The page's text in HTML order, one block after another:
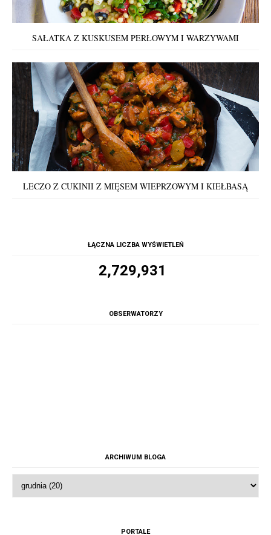
SAŁATKA Z KUSKUSEM PERŁOWYM I WARZYWAMI
LECZO Z CUKINII Z MIĘSEM WIEPRZOWYM I KIEŁBASĄ
ŁĄCZNA LICZBA WYŚWIETLEŃ
2,729,931
OBSERWATORZY
ARCHIWUM BLOGA
PORTALE